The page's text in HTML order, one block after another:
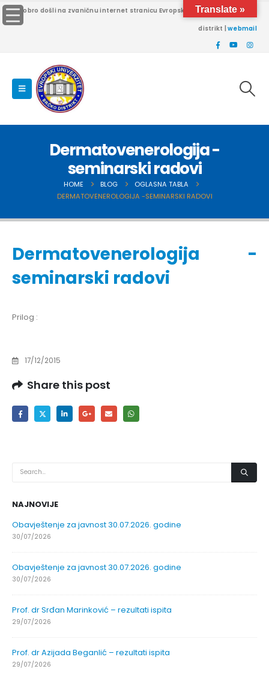
Dobro došli na zvaničnu internet stranicu Evropskog univerziteta Brčko
distrikt |webmail
Dermatovenerologija -
seminarski radovi
HOME BLOG
OGLASNA TABLA
DERMATOVENEROLOGIJA -SEMINARSKI RADOVI
Dermatovenerologija -
seminarski radovi
Prilog :
17/12/2015
Share this post
NAJNOVIJE
Obavještenje za javnost 30.07.2026. godine
30/07/2026
Obavještenje za javnost 30.07.2026. godine
30/07/2026
Prof. dr Srđan Marinković – rezultati ispita
29/07/2026
Prof. dr Azijada Beganlić – rezultati ispita
29/07/2026
Translate »